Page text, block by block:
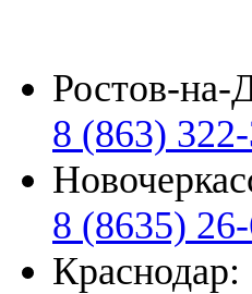
Ростов-на-
8 (863)
8 (8635)
Краснодар: